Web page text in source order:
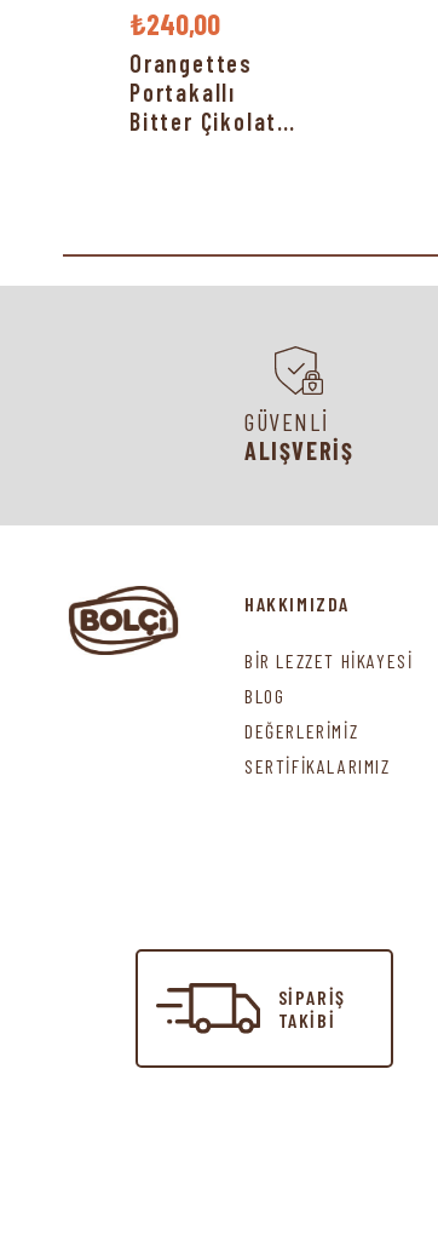
₺240,00
Orangettes
Portakallı
Bitter Çikolata
GÜVENLİ
ALIŞVERİŞ
HAKKIMIZDA
BİR LEZZET HİKAYESİ
BLOG
DEĞERLERİMİZ
SERTİFİKALARIMIZ
SİPARİŞ
TAKİBİ